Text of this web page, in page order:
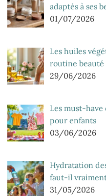
adaptés à ses
01/07/2026
Les huiles
routine beauté
29/06/2026
Les must-
pour enfants
03/06/2026
Hydratation
faut-il
31/05/2026